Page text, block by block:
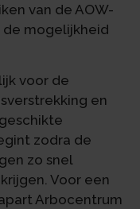
van de AOW-
mogelijkheid
voor de
en
zodra de
zo snel
Voor een
Arbocentrum